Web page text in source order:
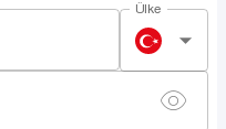
Ülke